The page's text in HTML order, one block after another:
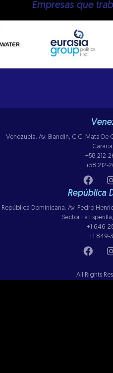
Empresas que
Venezuela: Av. Blandin, C.C. Mata De
+58 212-
+58 212-
República
República Dominicana: Av. Pedro
Sector La
+1 646-
+1 849-
All Rights